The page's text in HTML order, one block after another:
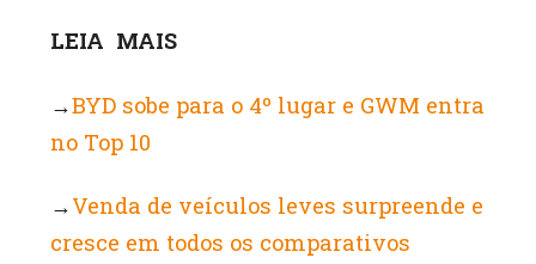
LEIA MAIS
→BYD sobe para o 4º lugar e GWM entra
no Top 10
→Venda de veículos leves surpreende e
cresce em todos os comparativos